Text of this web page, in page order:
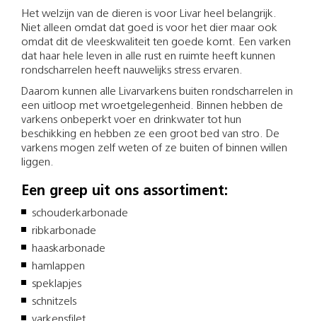
Het welzijn van de dieren is voor Livar heel belangrijk.
Niet alleen omdat dat goed is voor het dier maar ook
omdat dit de vleeskwaliteit ten goede komt. Een varken
dat haar hele leven in alle rust en ruimte heeft kunnen
rondscharrelen heeft nauwelijks stress ervaren.
Daarom kunnen alle Livarvarkens buiten rondscharrelen in
een uitloop met wroetgelegenheid. Binnen hebben de
varkens onbeperkt voer en drinkwater tot hun
beschikking en hebben ze een groot bed van stro. De
varkens mogen zelf weten of ze buiten of binnen willen
liggen.
Een greep uit ons assortiment:
schouderkarbonade
ribkarbonade
haaskarbonade
hamlappen
speklapjes
schnitzels